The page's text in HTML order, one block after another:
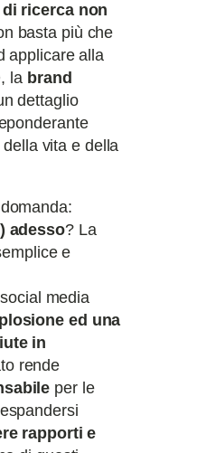
ricerca non
basta più che
applicare alla
la brand
dettaglio
vita e della
adesso? La
e
media
ed una
in
rende
per le
rapporti e